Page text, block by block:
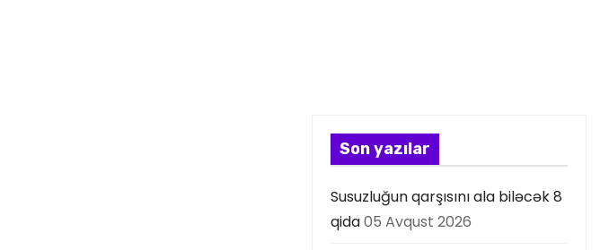
Son yazılar
Susuzluğun qarşısını ala biləcək 8
qida05 Avqust 2026